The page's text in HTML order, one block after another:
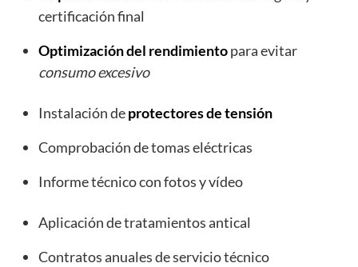
certificación final
Optimización del rendimientopara evitar
consumo excesivo
Instalación deprotectores de tensión
Comprobación de tomas eléctricas
Informe técnico con fotos y vídeo
Aplicación de tratamientos antical
Contratos anuales de servicio técnico